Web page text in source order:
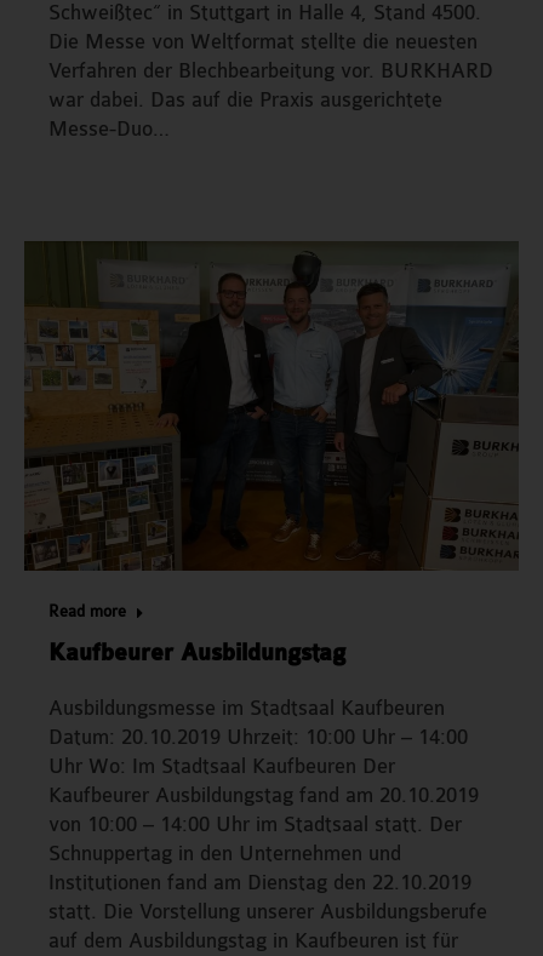
Schweißtec“ in Stuttgart in Halle 4, Stand 4500.
Die Messe von Weltformat stellte die neuesten
Verfahren der Blechbearbeitung vor. BURKHARD
war dabei. Das auf die Praxis ausgerichtete
Messe-Duo…
Kaufbeurer Ausbildungstag
Ausbildungsmesse im Stadtsaal Kaufbeuren
Datum: 20.10.2019 Uhrzeit: 10:00 Uhr – 14:00
Uhr Wo: Im Stadtsaal Kaufbeuren Der
Kaufbeurer Ausbildungstag fand am 20.10.2019
von 10:00 – 14:00 Uhr im Stadtsaal statt. Der
Schnuppertag in den Unternehmen und
Institutionen fand am Dienstag den 22.10.2019
statt. Die Vorstellung unserer Ausbildungsberufe
auf dem Ausbildungstag in Kaufbeuren ist für
Read more